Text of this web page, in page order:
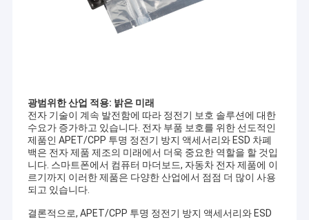
홈
제품 소개
회사 소개
광범위한 산업 적용: 밝은 미래
전자 기술이 계속 발전함에 따라 정전기 보호 솔루션에 대한
수요가 증가하고 있습니다. 전자 부품 보호를 위한 선도적인
제품인 APET/CPP 투명 정전기 방지 액세서리와 ESD 차폐
백은 전자 제품 제조의 미래에서 더욱 중요한 역할을 할 것입
니다. 스마트폰에서 컴퓨터 마더보드, 자동차 전자 제품에 이
르기까지 이러한 제품은 다양한 산업에서 점점 더 많이 사용
되고 있습니다.
결론적으로, APET/CPP 투명 정전기 방지 액세서리와 ESD
SHENZHEN DELIXIN CO.,LTD는 중국에서 30년 이상의 포장재 역사
를 가진 가장 큰 그룹 회사 중 하나입니다. 저희 본사는 싱가포르에
위치해 있습니다. 말레이시아, 인도네시아, 태국 등지에 여러 지사
를 두고 있습니다. 디자인, 생산, 제작, 서비스를 통합하여 제공합니
다.